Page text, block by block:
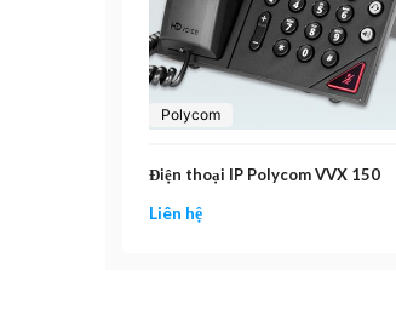
Polycom
Điện thoại IP Polycom VVX 150
Liên hệ